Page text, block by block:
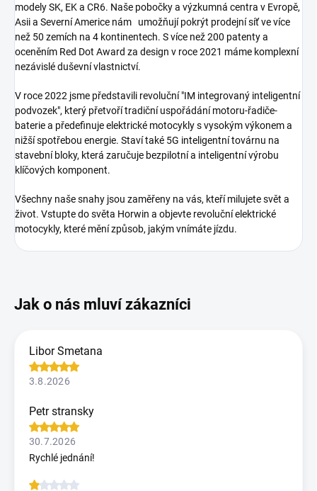
modely SK, EK a CR6. Naše pobočky a výzkumná centra v Evropě,
Asii a Severní Americe nám umožňují pokrýt prodejní síť ve více
než 50 zemích na 4 kontinentech. S více než 200 patenty a
oceněním Red Dot Award za design v roce 2021 máme komplexní
nezávislé duševní vlastnictví.
V roce 2022 jsme představili revoluční "IM integrovaný inteligentní
podvozek", který přetvoří tradiční uspořádání motoru-řadiče-
baterie a předefinuje elektrické motocykly s vysokým výkonem a
nižší spotřebou energie. Staví také 5G inteligentní továrnu na
stavební bloky, která zaručuje bezpilotní a inteligentní výrobu
klíčových komponent.
Všechny naše snahy jsou zaměřeny na vás, kteří milujete svět a
život. Vstupte do světa Horwin a objevte revoluční elektrické
motocykly, které mění způsob, jakým vnímáte jízdu.
Libor Smetana
3.8.2026
Petr stransky
30.7.2026
Rychlé jednání!